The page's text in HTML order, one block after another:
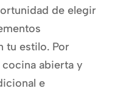
de elegir
tu estilo. Por
abierta y
e